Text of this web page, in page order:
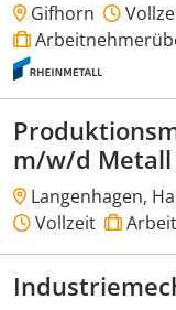
Gifhorn
m/w/d Metall
Langenhagen,
Vollzeit